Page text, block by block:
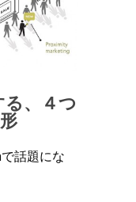
、４つ
話題にな